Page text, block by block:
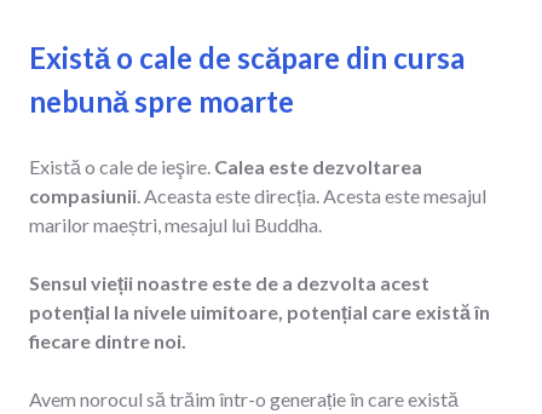
Există o cale de scăpare din cursa
nebună spre moarte
Există o cale de ieşire. Calea este dezvoltarea
compasiunii. Aceasta este direcția. Acesta este mesajul
marilor maeștri, mesajul lui Buddha.
Sensul vieții noastre este de a dezvolta acest
potențial la nivele uimitoare, potențial care există în
fiecare dintre noi.
Avem norocul să trăim într-o generație în care există